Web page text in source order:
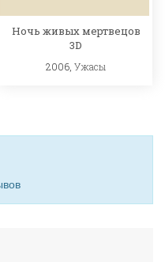
Ночь живых мертвецов
3D
2006,Ужасы